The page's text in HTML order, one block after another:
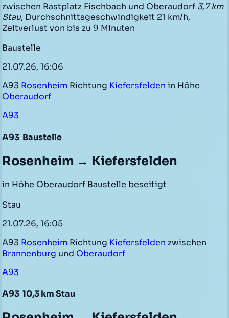
zwischen Rastplatz Fischbach und Oberaudorf 3,7 km
Stau, Durchschnittsgeschwindigkeit 21 km/h,
Zeitverlust von bis zu 9 Minuten
Baustelle
21.07.26, 16:06
A93 Rosenheim Richtung Kiefersfelden in Höhe
Oberaudorf
A93
A93 Baustelle
Rosenheim → Kiefersfelden
in Höhe Oberaudorf Baustelle beseitigt
Stau
21.07.26, 16:05
A93 Rosenheim Richtung Kiefersfelden zwischen
Brannenburg und Oberaudorf
A93
A93 10,3 km Stau